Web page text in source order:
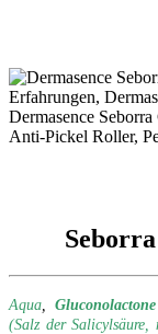
Aqua,
(Salz der Salicylsäure,